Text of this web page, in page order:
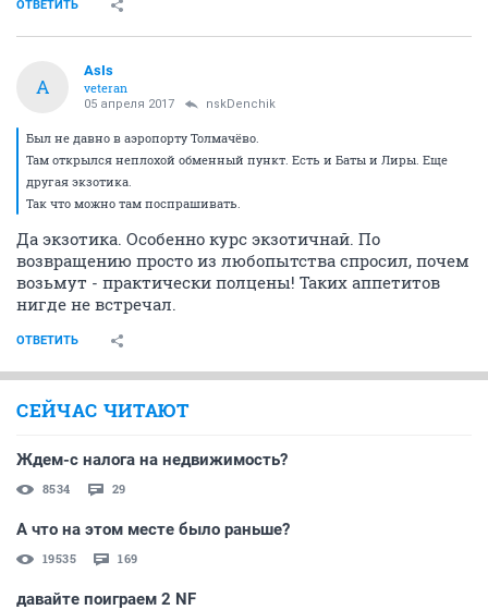
ОТВЕТИТЬ
A
AsIs
veteran
05 апреля 2017 nskDenchik
Был не давно в аэропорту Толмачёво.
Там открылся неплохой обменный пункт. Есть и Баты и Лиры. Еще
другая экзотика.
Так что можно там поспрашивать.
Да экзотика. Особенно курс экзотичнай. По
возвращению просто из любопытства спросил, почем
возьмут - практически полцены! Таких аппетитов
нигде не встречал.
ОТВЕТИТЬ
СЕЙЧАС ЧИТАЮТ
Ждем-с налога на недвижимость?
8534 29
А что на этом месте было раньше?
19535 169
давайте поиграем 2 NF